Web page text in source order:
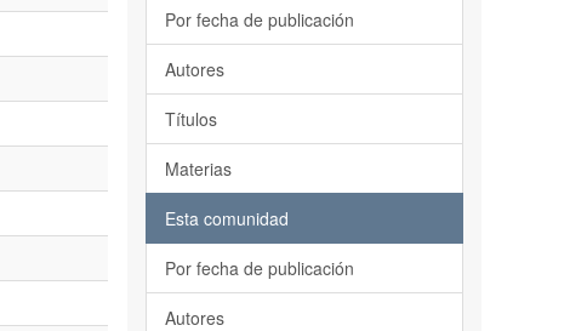
Por fecha de publicación
Autores
Títulos
Materias
Esta comunidad
Por fecha de publicación
Autores